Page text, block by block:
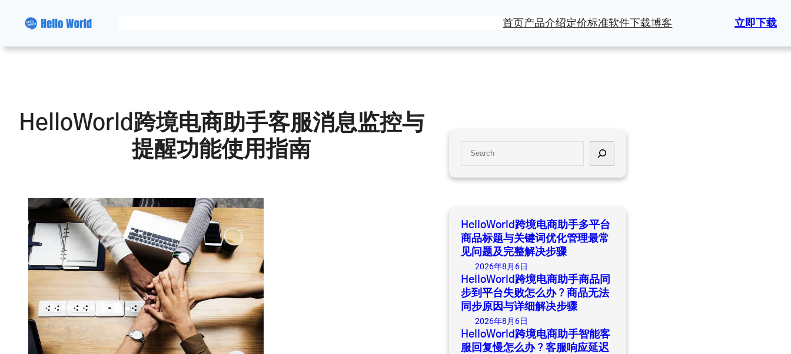
容
首页产品介绍定价标准软件下载博客 立即下载
HelloWorld跨境电商助手客服消息监控与
提醒功能使用指南
a
h
HelloWorld跨境电商助手多平台
商品标题与关键词优化管理最常
见问题及完整解决步骤
2026年8月6日
HelloWorld跨境电商助手商品同
步到平台失败怎么办？商品无法
同步原因与详细解决步骤
2026年8月6日
HelloWorld跨境电商助手智能客
服回复慢怎么办？客服响应延迟